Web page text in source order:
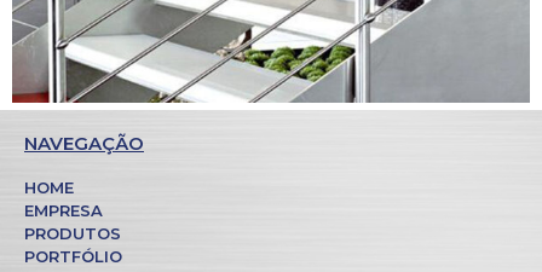
NAVEGAÇÃO
HOME
EMPRESA
PRODUTOS
PORTFÓLIO